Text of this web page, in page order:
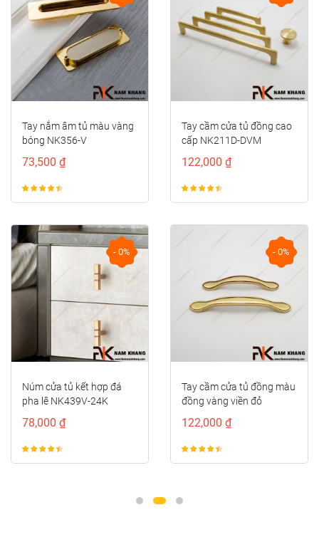
Tay nắm âm tủ màu vàng
bóng NK356-V
73,500 ₫
- 0%
Núm cửa tủ kết hợp đá
pha lê NK439V-24K
78,000 ₫
Tay cầm cửa tủ đồng cao
cấp NK211D-DVM
122,000 ₫
- 0%
Tay cầm cửa tủ đồng màu
đồng vàng viền đỏ
122,000 ₫